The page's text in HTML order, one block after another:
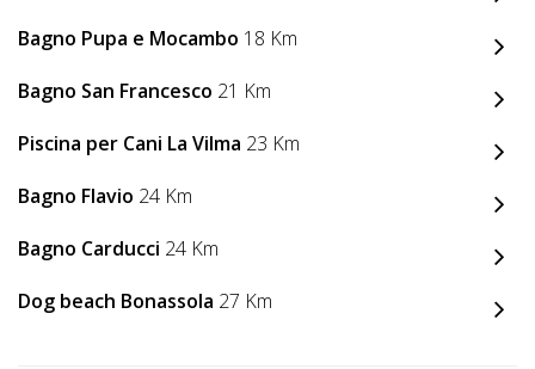
Bagno Pupa e Mocambo 18 Km
Bagno San Francesco 21 Km
Piscina per Cani La Vilma 23 Km
Bagno Flavio 24 Km
Bagno Carducci 24 Km
Dog beach Bonassola 27 Km